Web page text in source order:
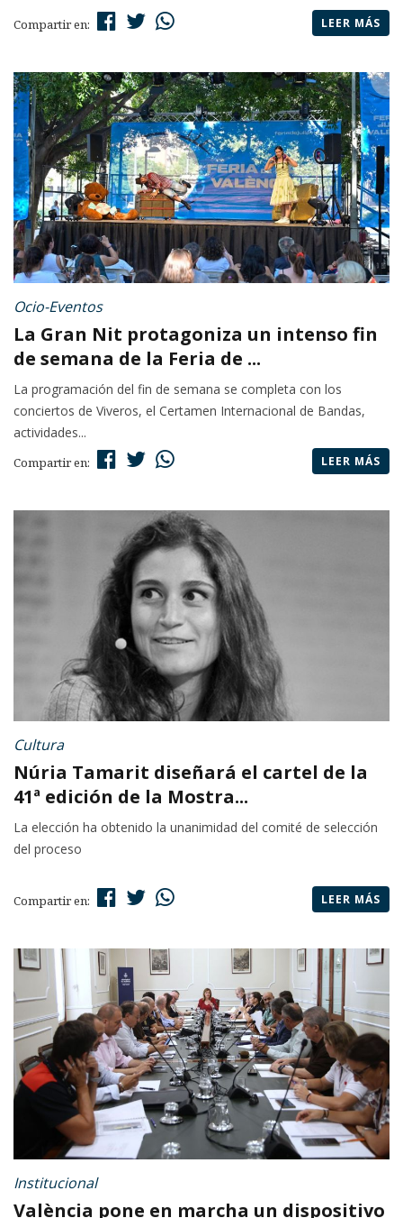
Compartir en: LEER MÁS
Ocio-Eventos
La Gran Nit protagoniza un intenso fin
de semana de la Feria de ...
La programación del fin de semana se completa con los
conciertos de Viveros, el Certamen Internacional de Bandas,
actividades...
Compartir en: LEER MÁS
Cultura
Núria Tamarit diseñará el cartel de la
41ª edición de la Mostra...
La elección ha obtenido la unanimidad del comité de selección
del proceso
Compartir en: LEER MÁS
Institucional
València pone en marcha un dispositivo